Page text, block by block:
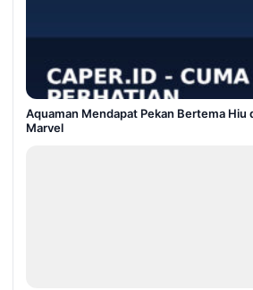
Aquaman Mendapat Pekan Bertema Hiu
Marvel